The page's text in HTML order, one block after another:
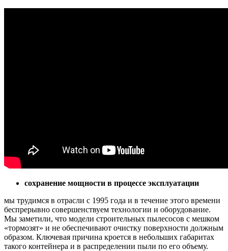
сохранение мощности в процессе эксплуатации
мы трудимся в отрасли с 1995 года и в течение этого времени
беспрерывно совершенствуем технологии и оборудование.
Мы заметили, что модели строительных пылесосов с мешком
«тормозят» и не обеспечивают очистку поверхности должным
образом. Ключевая причина кроется в небольших габаритах
такого контейнера и в распределении пыли по его объему.